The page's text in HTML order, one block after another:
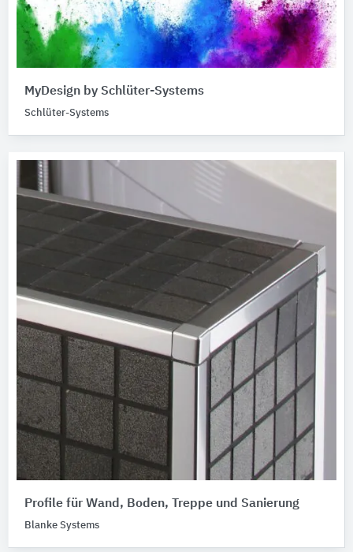
MyDesign by Schlüter-Systems
Schlüter-Systems
Profile für Wand, Boden, Treppe und Sanierung
Blanke Systems